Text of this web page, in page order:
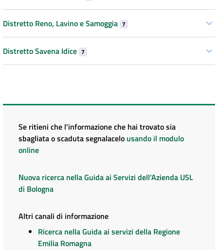
Distretto Reno, Lavino e Samoggia 7
Distretto Savena Idice 7
Se ritieni che l'informazione che hai trovato sia
sbagliata o scaduta segnalacelo usando il modulo
online
Nuova ricerca nella Guida ai Servizi dell'Azienda USL
di Bologna
Altri canali di informazione
Ricerca nella Guida ai servizi della Regione
Emilia Romagna